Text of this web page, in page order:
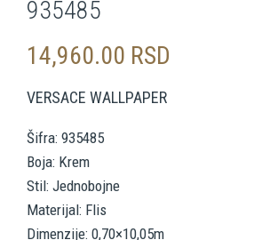
935485
14,960.00 RSD
VERSACE WALLPAPER
Šifra: 935485
Boja: Krem
Stil: Jednobojne
Materijal: Flis
Dimenzije: 0,70×10,05m